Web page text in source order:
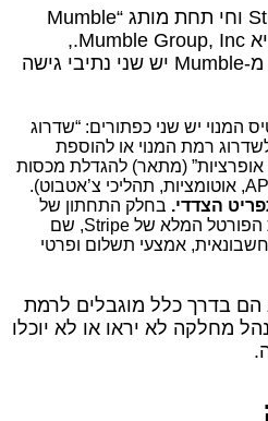
הפורטל מנוהל על‑ידי Stripe וחי תחת מותג “Mumble
Billing” (הישות הרשומה היא Mumble Group, Inc.,
רשומה בישראל). בתפריט מ‑Mumble יש שני נתיבי גישה
המנוי יש שני כפתורים: “שדרוג
רמת המנוי או להוספת
אופרציות” (מתאר) להגדלת מכסות
הצדדי. בחלק התחתון של
תפריט הניווט. פותח את הפורטל המלא של Stripe, שם
אמצעי תשלום ופרטי
הם בדרך כלל מוגבלים לרמת
מחלקה לא יראו או לא יוכלו